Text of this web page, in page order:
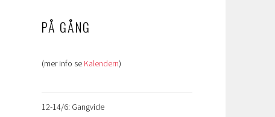
PÅ GÅNG
(mer info se Kalendern)
12-14/6: Gangvide